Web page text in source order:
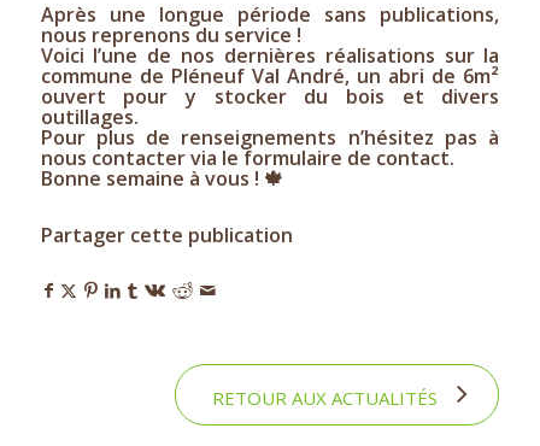
Après une longue période sans publications,
nous reprenons du service !
Voici l’une de nos dernières réalisations sur la
commune de Pléneuf Val André, un abri de 6m²
ouvert pour y stocker du bois et divers
outillages.
Pour plus de renseignements n’hésitez pas à
nous contacter via le formulaire de contact.
Bonne semaine à vous ! 🍁
Partager cette publication
RETOUR AUX ACTUALITÉS